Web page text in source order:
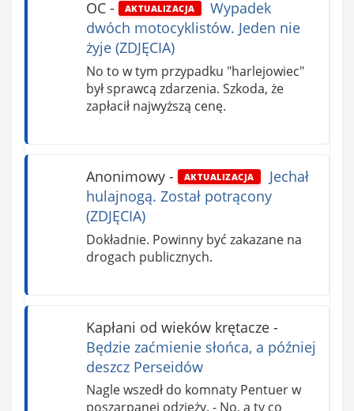
OC- AKTUALIZACJA
Wypadek
dwóch motocyklistów. Jeden nie
żyje (ZDJĘCIA)
No to w tym przypadku "harlejowiec"
był sprawcą zdarzenia. Szkoda, że
zapłacił najwyższą cenę.
Anonimowy- AKTUALIZACJA
Jechał
hulajnogą. Został potrącony
(ZDJĘCIA)
Dokładnie. Powinny być zakazane na
drogach publicznych.
Kapłani od wieków krętacze-
Będzie zaćmienie słońca, a później
deszcz Perseidów
Nagle wszedł do komnaty Pentuer w
poszarpanej odzieży. - No, a ty co